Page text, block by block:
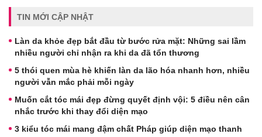
TIN MỚI CẬP NHẬT
Làn da khỏe đẹp bắt đầu từ bước rửa mặt: Những sai lầm
nhiều người chỉ nhận ra khi da đã tổn thương
5 thói quen mùa hè khiến làn da lão hóa nhanh hơn, nhiều
người vẫn mắc phải mỗi ngày
Muốn cắt tóc mái đẹp đừng quyết định vội: 5 điều nên cân
nhắc trước khi thay đổi diện mạo
3 kiểu tóc mái mang đậm chất Pháp giúp diện mạo thanh